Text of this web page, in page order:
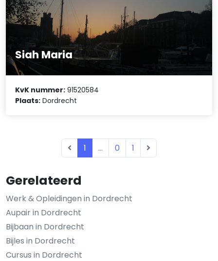
Gerelateerd
Werk & Opleidingen in Dordrecht
Aupair in Dordrecht
Bijbaan in Dordrecht
Bijles in Dordrecht
Cursus in Dordrecht
Siah Maria
KvK nummer: 91520584
Plaats: Dordrecht
1 ... 0 1